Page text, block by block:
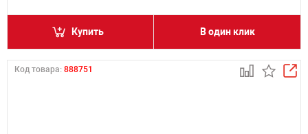
Купить В один клик
Код товара: 888751